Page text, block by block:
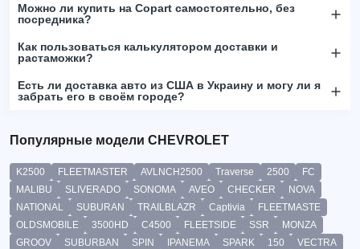
Можно ли купить на Copart самостоятельно, без
посредника?
Как пользоваться калькулятором доставки и
растаможки?
Есть ли доставка авто из США в Украину и могу ли я
забрать его в своём городе?
Популярные модели CHEVROLET
K2500 FLEETMASTER AVLNCH2500 Traverse 2500
FC
MALIBU
SLIVERADO SONOMA AVEO CHECKER
NOVA
NATIONAL
SUBURAN TRAILBLAZR Captivia
FLEETMASTE
OLDSMOBILE
3500HD C4500 FLEETSIDE SSR
MONZA
GROOV
SUBURBAN SPIN IPANEMA SPARK 150 VECTRA